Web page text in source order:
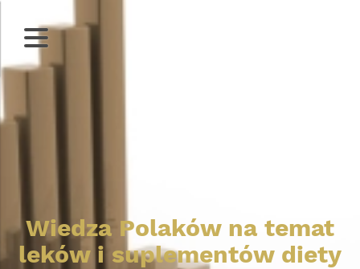
Wiedza Polaków na temat
leków i suplementów diety